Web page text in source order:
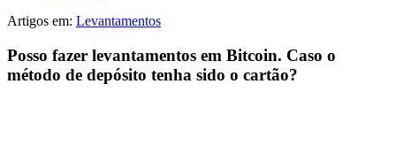
Artigos em: Levantamentos
Posso fazer levantamentos em Bitcoin. Caso o
método de depósito tenha sido o cartão?